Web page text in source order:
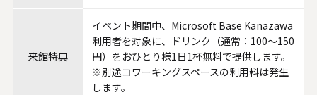
来館特典
イベント期間中、Microsoft Base Kanazawa
利用者を対象に、ドリンク（通常：100～150
円）をおひとり様1日1杯無料で提供します。
※別途コワーキングスペースの利用料は発生
します。